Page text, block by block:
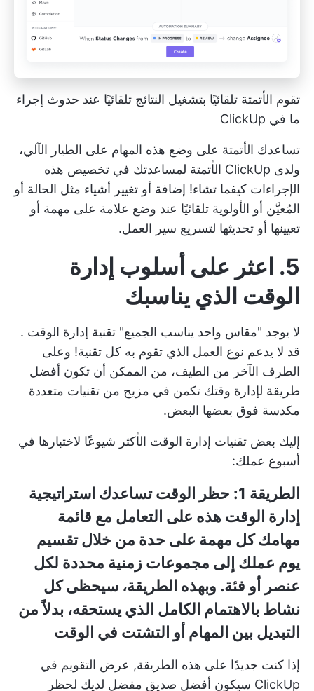
تقوم الأتمتة تلقائيًا بتشغيل النتائج تلقائيًا عند حدوث إجراء
ما في ClickUp
تساعدك الأتمتة على وضع هذه المهام على الطيار الآلي،
ولدى ClickUp
الأتمتة لمساعدتك في تخصيص هذه
الإجراءات كيفما تشاء! إضافة أو تغيير أشياء مثل الحالة أو
المُعيَّن أو الأولوية تلقائيًا عند وضع علامة على مهمة أو
تعيينها أو تحديثها لتسريع سير العمل.
5. اعثر على أسلوب إدارة
الوقت الذي يناسبك
لا يوجد "مقاس واحد يناسب الجميع" تقنية إدارة الوقت .
قد لا يدعم نوع العمل الذي تقوم به كل تقنية! وعلى
الطرف الآخر من الطيف، من الممكن أن تكون أفضل
طريقة لإدارة وقتك تكمن في مزيج من تقنيات متعددة
مكدسة فوق بعضها البعض.
إليك بعض تقنيات إدارة الوقت الأكثر شيوعًا لاختبارها في
أسبوع عملك:
الطريقة 1: حظر الوقتتساعدك استراتيجية
إدارة الوقت هذه على التعامل مع قائمة
مهامك كل مهمة على حدة من خلال تقسيم
يوم عملك إلى مجموعات زمنية محددة لكل
عنصر أو فئة. وبهذه الطريقة، سيحظى كل
نشاط بالاهتمام الكامل الذي يستحقه، بدلاً من
التبديل بين المهام أو التشتت في الوقت
إذا كنت جديدًا على هذه الطريقة, عرض التقويم في
ClickUp سيكون أفضل صديق مفضل لديك لحظر